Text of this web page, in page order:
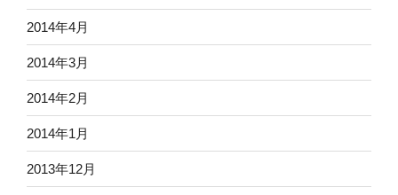
2014年4月
2014年3月
2014年2月
2014年1月
2013年12月